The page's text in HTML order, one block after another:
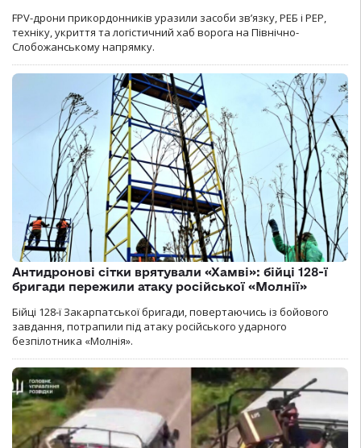
FPV-дрони прикордонників уразили засоби зв’язку, РЕБ і РЕР,
техніку, укриття та логістичний хаб ворога на Північно-
Слобожанському напрямку.
Антидронові сітки врятували «Хамві»: бійці 128-ї
бригади пережили атаку російської «Молнії»
Бійці 128-ї Закарпатської бригади, повертаючись із бойового
завдання, потрапили під атаку російського ударного
безпілотника «Молнія».